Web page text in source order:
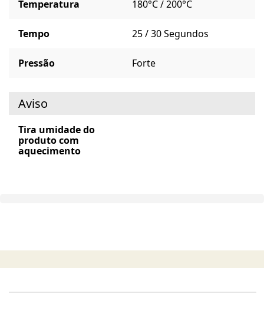
Temperatura 180°C / 200°C
Tempo 25 / 30 Segundos
Pressão Forte
Aviso
Tira umidade do
produto com
aquecimento